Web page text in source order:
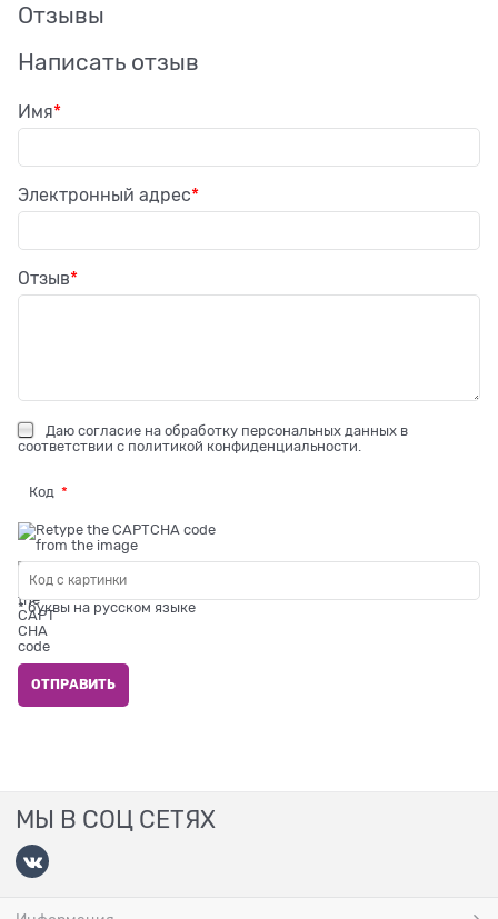
Отзывы
Написать отзыв
Имя
Электронный адрес
Отзыв
Даю согласие на обработку персональных данных в
соответствии с политикой конфиденциальности
Код
* буквы на русском языке
МЫ В СОЦ СЕТЯХ